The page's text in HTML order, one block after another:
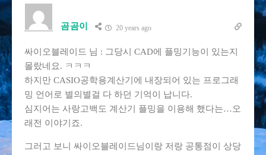
곰곰이 20 years ago
싸이오블레이드 님 : 그당시 CAD에 플밍기능이 있는지
몰랐네요. ㅋㅋㅋ
하지만 CASIO공학용계산기에 내장되어 있는 프로그래
밍 언어로 별의별걸 다 하던 기억이 납니다.
심지어는 사랑고백도 계산기 플밍을 이용해 했다는…오
래전 이야기죠.
그러고 보니 싸이오블레이드님이랑 저랑 공통점이 상당